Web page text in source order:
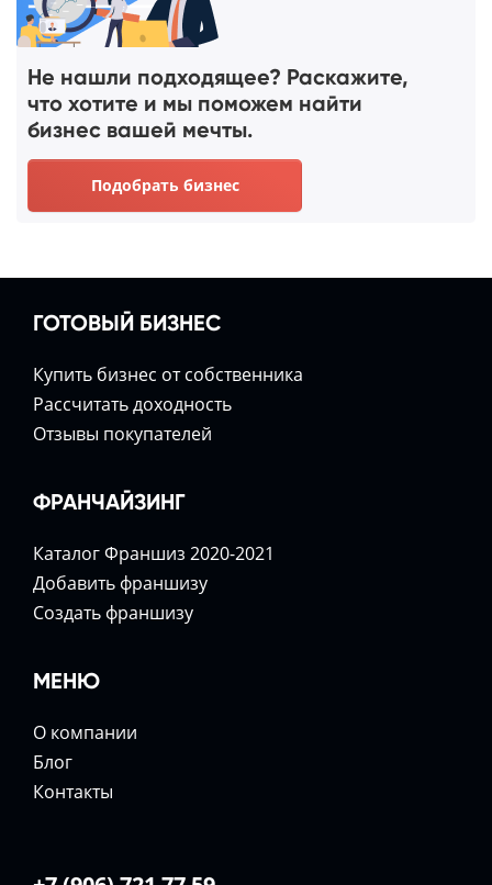
Не нашли подходящее? Раскажите,
что хотите и мы поможем найти
бизнес вашей мечты.
Подобрать бизнес
ГОТОВЫЙ БИЗНЕС
Купить бизнес от собственника
Расcчитать доходность
Отзывы покупателей
ФРАНЧАЙЗИНГ
Каталог Франшиз 2020-2021
Добавить франшизу
Создать франшизу
МЕНЮ
О компании
Блог
Контакты